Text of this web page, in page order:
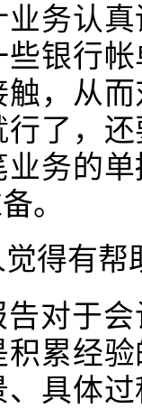
务认
些银行
，从
了，
务的
。
觉得有帮
对于
累经
具体